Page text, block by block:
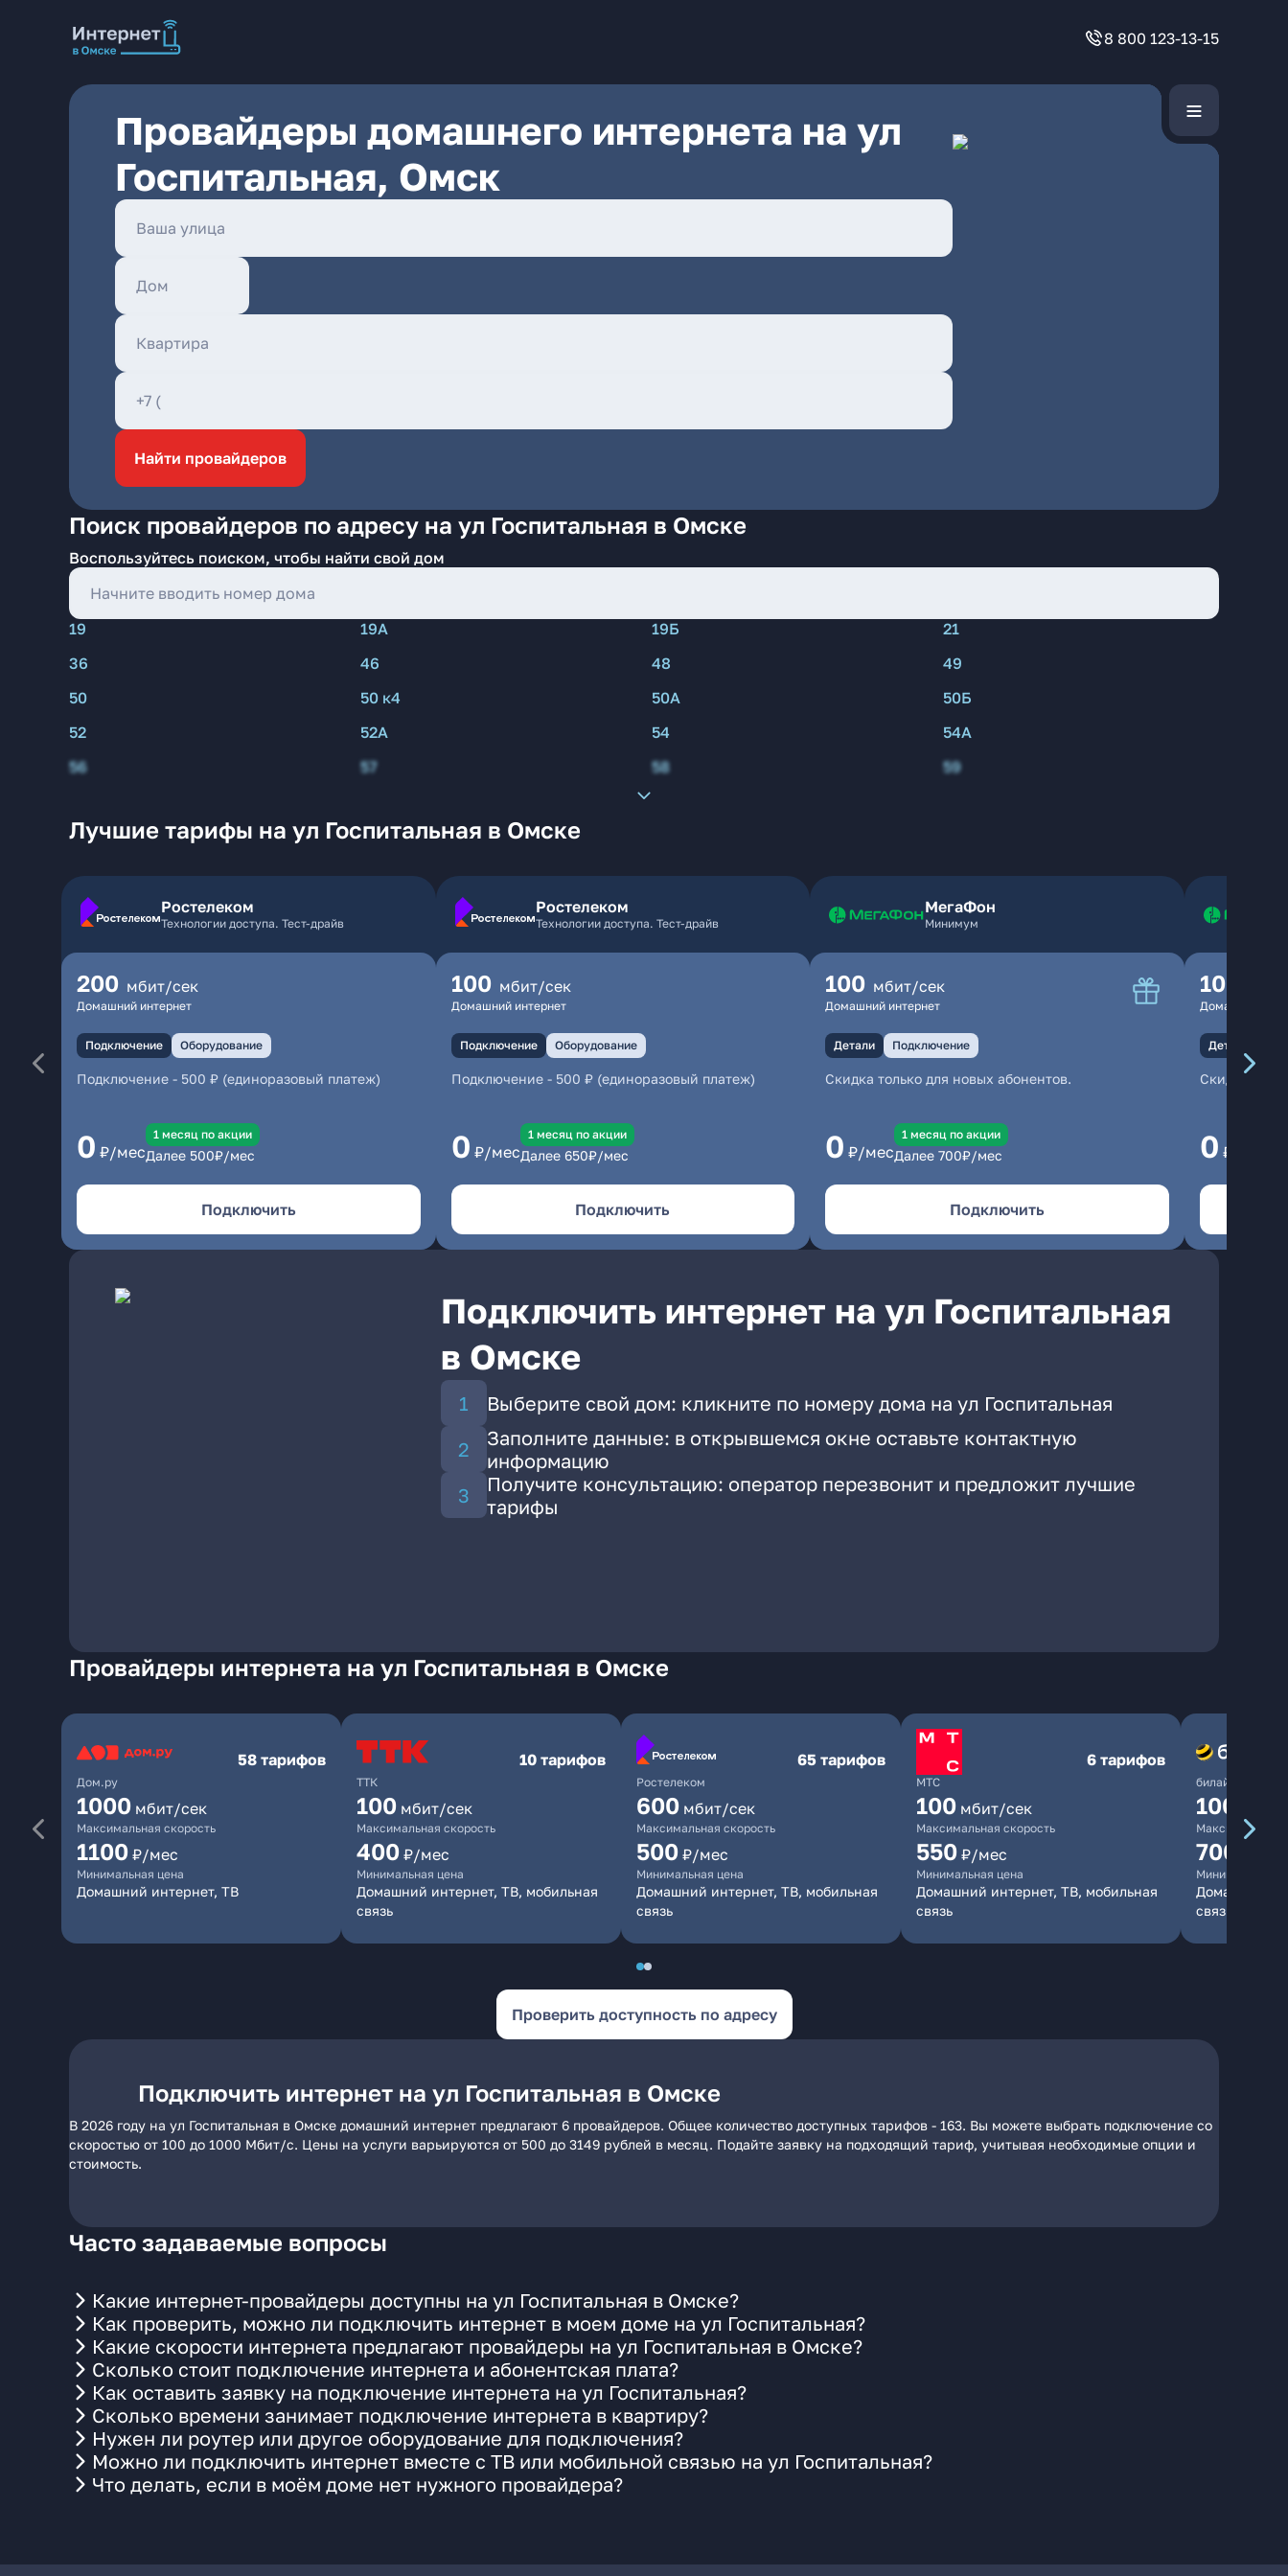
8 800 123-13-15
Провайдеры домашнего интернета на ул
Госпитальная, Омск
Найти провайдеров
Поиск провайдеров по адресу на ул Госпитальная в Омске
Воспользуйтесь поиском, чтобы найти свой дом
19 19А 19Б
21
36
46 48
49
50
50 к4 50А
50Б
52
52А 54
54А
56
57 58 59
Лучшие тарифы на ул Госпитальная в Омске
Ростелеком
Технологии доступа. Тест-драйв
200 мбит/сек
Домашний интернет
Подключение Оборудование
Подключение - 500 ₽ (единоразовый платеж)
0 ₽/мес
1 месяц по акции
Далее 500₽/мес
Подключить
Ростелеком
Технологии доступа. Тест-драйв
100 мбит/сек
Домашний интернет
Подключение Оборудование
Подключение- 500 ₽ (единоразовый платеж)
0 ₽/мес
1 месяц по акции
Далее 650₽/мес
Подключить
МегаФон
Минимум
100 мбит/сек
Домашний интернет
Детали Подключение
Скидка только для новых абонентов.
0 ₽/мес
1 месяц по акции
Далее 700₽/мес
Подключить
100
Домашний
Детали
Скидка
0 ₽/мес
Подключить интернет на ул Госпитальная
в Омске
Выберите свой дом: кликните по номеру дома на ул Госпитальная
Заполните данные: в открывшемся окне оставьте контактную
информацию
Получите консультацию: оператор перезвонит и предложит лучшие
тарифы
Провайдеры интернета на ул Госпитальная в Омске
Дом.ру
58 тарифов
1000 мбит/сек
Максимальная скорость
1100 ₽/мес
Минимальная цена
Домашний интернет, ТВ
ТТК
10 тарифов
100 мбит/сек
Максимальная скорость
400 ₽/мес
Минимальная цена
Домашний интернет, ТВ, мобильная
связь
Ростелеком
65 тарифов
600 мбит/сек
Максимальная скорость
500 ₽/мес
Минимальная цена
Домашний интернет, ТВ, мобильная
связь
МТС
6 тарифов
100 мбит/сек
Максимальная скорость
550 ₽/мес
Минимальная цена
Домашний интернет, ТВ, мобильная
связь
билайн
1000
Максимальная
700
Минимальная
Домашний
связь
Проверить доступность по адресу
Подключить интернет на ул Госпитальная в Омске
В 2026 году на ул Госпитальная в Омске домашний интернет предлагают 6 провайдеров. Общее количество доступных тарифов - 163. Вы можете выбрать подключение со
скоростью от 100 до 1000 Мбит/с. Цены на услуги варьируются от 500 до 3149 рублей в месяц. Подайте заявку на подходящий тариф, учитывая необходимые опции и
стоимость.
Часто задаваемые вопросы
Какие интернет-провайдеры доступны на ул Госпитальная в Омске?
Как проверить, можно ли подключить интернет в моем доме на ул Госпитальная?
Какие скорости интернета предлагают провайдеры на ул Госпитальная в Омске?
Сколько стоит подключение интернета и абонентская плата?
Как оставить заявку на подключение интернета на ул Госпитальная?
Сколько времени занимает подключение интернета в квартиру?
Нужен ли роутер или другое оборудование для подключения?
Можно ли подключить интернет вместе с ТВ или мобильной связью на ул Госпитальная?
Что делать, если в моём доме нет нужного провайдера?